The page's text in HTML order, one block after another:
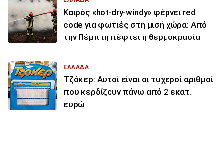
Καιρός «hot-dry-windy» φέρνει red
code για φωτιές στη μισή χώρα: Από
την Πέμπτη πέφτει η θερμοκρασία
ΕΛΛΑΔΑ
Τζόκερ: Αυτοί είναι οι τυχεροί αριθμοί
που κερδίζουν πάνω από 2 εκατ.
ευρώ